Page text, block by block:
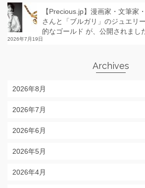
【Precious.jp】漫画家・文筆家
さんと「ブルガリ」のジュエリ
的なゴールド が、公開されまし
2026年7月19日
Archives
2026年8月
2026年7月
2026年6月
2026年5月
2026年4月